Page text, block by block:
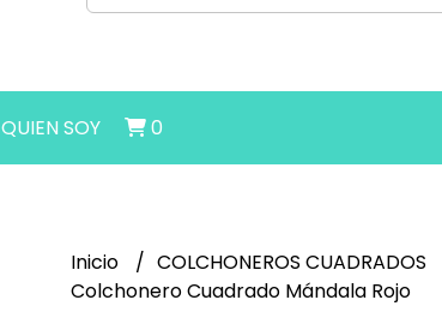
QUIEN SOY 0
Inicio
COLCHONEROS CUADRADOS
Colchonero Cuadrado Mándala Rojo